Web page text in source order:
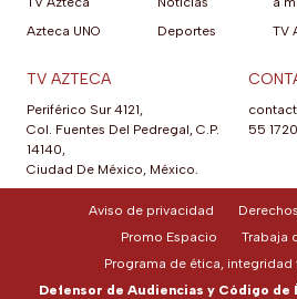
Azteca UNO
Deportes
TV
TV AZTECA
Periférico Sur 4121,
Col. Fuentes Del Pedregal, C.P.
14140,
Ciudad De México, México.
55 1720
Aviso de privacidad Derechos
Promo Espacio
Trabaja
Programa de ética,
Defensor de Audiencias y Código de